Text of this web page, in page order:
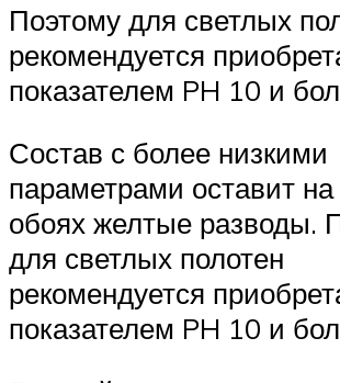
Поэтому для светлых
рекомендуется
показателем PH 10 и
Состав с более низкими
параметрами оставит
обоях желтые разводы.
для светлых полотен
рекомендуется
показателем PH 10 и